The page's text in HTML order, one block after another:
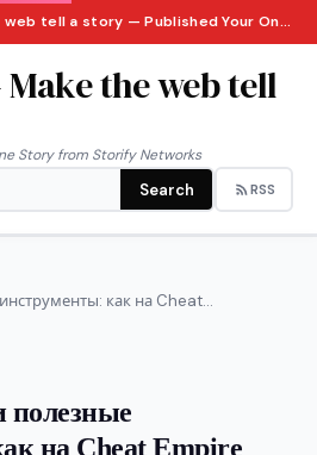
Storify – Make the web tell a story — Published Your Online Story from Storify Networks · Sunday, August 9, 2026
the web tell
Story from Storify Networks
Search RSS
как на Cheat...
на Cheat Empire